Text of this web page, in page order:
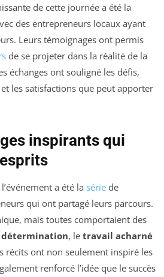
de cette journée a été la
des entrepreneurs locaux ayant
Leurs témoignages ont permis
de se projeter dans la réalité de la
échanges ont souligné les défis,
les satisfactions que peut apporter
inspirants qui
a été la série de
qui ont partagé leurs parcours.
mais toutes comportaient des
détermination, le travail acharné
récits ont non seulement inspiré les
renforcé l’idée que le succès